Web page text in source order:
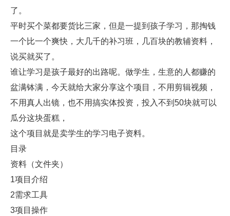
了。
平时买个菜都要货比三家，但是一提到孩子学习，那掏钱
一个比一个爽快，大几千的补习班，几百块的教辅资料，
说买就买了。
谁让学习是孩子最好的出路呢。做学生，生意的人都赚的
盆满钵满，今天就给大家分享这个项目，不用剪辑视频，
不用真人出镜，也不用搞实体投资，投入不到50块就可以
瓜分这块蛋糕，
这个项目就是卖学生的学习电子资料。
目录
资料（文件夹）
1项目介绍
2需求工具
3项目操作